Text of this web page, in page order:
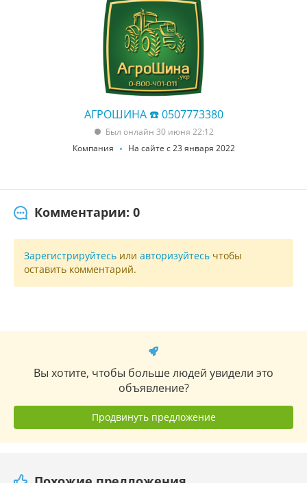
АГРОШИНА ☎️ 0507773380
Был онлайн 30 июня 22:12
Компания
На сайте с 23 января 2022
Комментарии: 0
Зарегистрируйтесь или авторизуйтесь чтобы
оставить комментарий.
Вы хотите, чтобы больше людей увидели это
объявление?
Продвинуть предложение